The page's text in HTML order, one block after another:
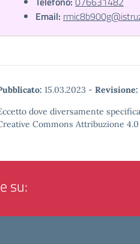
Email:
15.03.2023 - Revisione:
dove diversamente
Commons Attribuzione
su: